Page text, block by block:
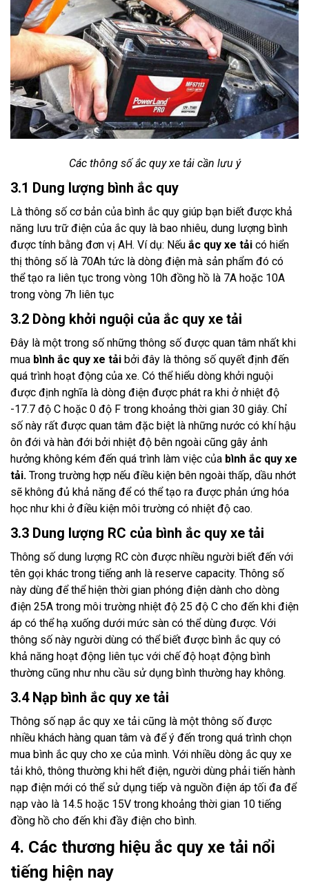
Các thông số ắc quy xe tải cần lưu ý
3.1 Dung lượng bình ắc quy
Là thông số cơ bản của bình ắc quy giúp bạn biết được khả
năng lưu trữ điện của ắc quy là bao nhiêu, dung lượng bình
được tính bằng đơn vị AH. Ví dụ: Nếu ắc quy xe tải có hiển
thị thông số là 70Ah tức là dòng điện mà sản phẩm đó có
thể tạo ra liên tục trong vòng 10h đồng hồ là 7A hoặc 10A
trong vòng 7h liên tục
3.2 Dòng khởi nguội của ắc quy xe tải
Đây là một trong số những thông số được quan tâm nhất khi
mua bình ắc quy xe tải bởi đây là thông số quyết định đến
quá trình hoạt động của xe. Có thể hiểu dòng khởi nguội
được định nghĩa là dòng điện được phát ra khi ở nhiệt độ
-17.7 độ C hoặc 0 độ F trong khoảng thời gian 30 giây. Chỉ
số này rất được quan tâm đặc biệt là những nước có khí hậu
ôn đới và hàn đới bởi nhiệt độ bên ngoài cũng gây ảnh
hưởng không kém đến quá trình làm việc của bình ắc quy xe
tải. Trong trường hợp nếu điều kiện bên ngoài thấp, dầu nhớt
sẽ không đủ khả năng để có thể tạo ra được phản ứng hóa
học như khi ở điều kiện môi trường có nhiệt độ cao.
3.3 Dung lượng RC của bình ắc quy xe tải
Thông số dung lượng RC còn được nhiều người biết đến với
tên gọi khác trong tiếng anh là reserve capacity. Thông số
này dùng để thể hiện thời gian phóng điện dành cho dòng
điện 25A trong môi trường nhiệt độ 25 độ C cho đến khi điện
áp có thể hạ xuống dưới mức sàn có thể dùng được. Với
thông số này người dùng có thể biết được bình ắc quy có
khả năng hoạt động liên tục với chế độ hoạt động bình
thường cũng như nhu cầu sử dụng bình thường hay không.
3.4 Nạp bình ắc quy xe tải
Thông số nạp ắc quy xe tải cũng là một thông số được
nhiều khách hàng quan tâm và để ý đến trong quá trình chọn
mua bình ắc quy cho xe của mình. Với nhiều dòng ắc quy xe
tải khô, thông thường khi hết điện, người dùng phải tiến hành
nạp điện mới có thể sử dụng tiếp và nguồn điện áp tối đa để
nạp vào là 14.5 hoặc 15V trong khoảng thời gian 10 tiếng
đồng hồ cho đến khi đầy điện cho bình.
4. Các thương hiệu ắc quy xe tải nổi
tiếng hiện nay